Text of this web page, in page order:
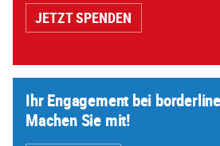
JETZT SPENDEN
Ihr Engagement bei
Machen Sie mit!